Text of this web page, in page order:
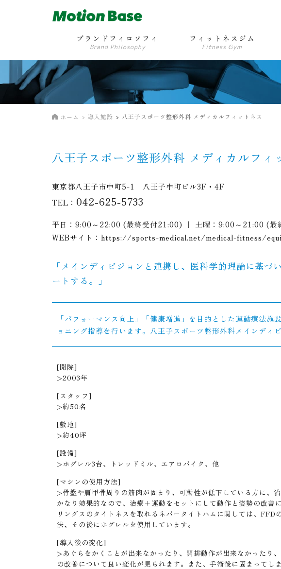
ブランドフィロソフィ
Brand Philosophy
フィットネスジム
Fitness Gym
ホーム 導入施設 八王子スポーツ整形外科 メディカルフィットネス
八王子スポーツ整形外科 メディカルフィ
東京都八王子市中町5-1 八王子中町ビル3F・4F
TEL： 042-625-5733
平日：9:00～22:00 (最終受付21:00) ｜ 土曜：9:00～21:00 (
WEBサイト： https://sports-medical.net/medical-fitness/
「メインディビジョンと連携し、医科学的理論に基
ートする。」
「パフォーマンス向上」「健康増進」を目的とした運動療法
ョニング指導を行います。八王子スポーツ整形外科メインディ
[開院]
▷2003年
[スタッフ]
▷約50名
[敷地]
▷約40坪
[設備]
▷ホグレル3台、トレッドミル、エアロバイク、他
[マシンの使用方法]
▷骨盤や肩甲骨周りの筋肉が固まり、可動性が低下している方に、
かなり効果的なので、治療＋運動をセットにして動作と姿勢の改
リングスのタイトネスを取れるネバータイトハムに関しては、
法、その後にホグレルを使用しています。
[導入後の変化]
▷あぐらをかくことが出来なかったり、開排動作が出来なかったり
の改善について良い変化が見られます。また、手術後に固まって